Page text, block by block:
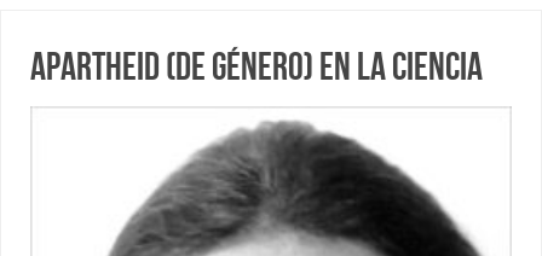
Apartheid (de género) en la ciencia